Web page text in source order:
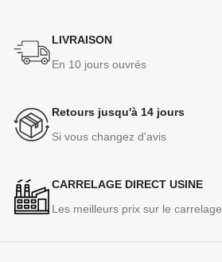
LIVRAISON
En 10 jours ouvrés
Retours jusqu'à 14 jours
Si vous changez d'avis
CARRELAGE DIRECT USINE
Les meilleurs prix sur le carrelage